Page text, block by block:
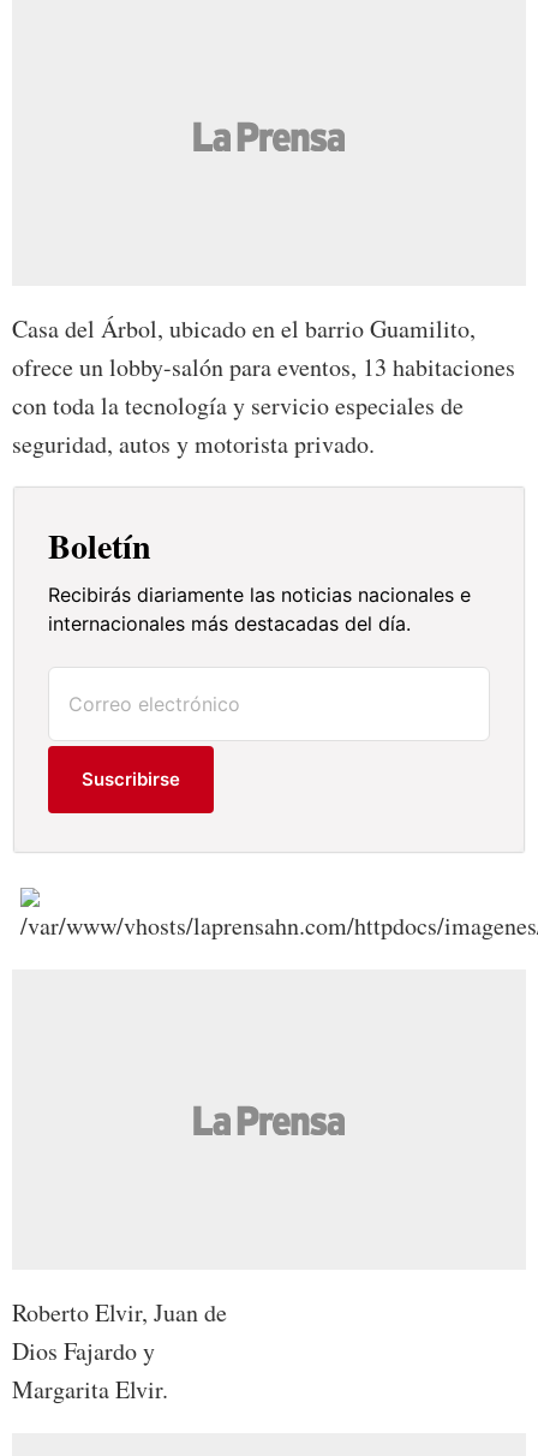
Casa del Árbol, ubicado en el barrio Guamilito,
ofrece un lobby-salón para eventos, 13 habitaciones
con toda la tecnología y servicio especiales de
seguridad, autos y motorista privado.
Boletín
Recibirás diariamente las noticias nacionales e
internacionales más destacadas del día.
Suscribirse
Roberto Elvir, Juan de
Dios Fajardo y
Margarita Elvir.